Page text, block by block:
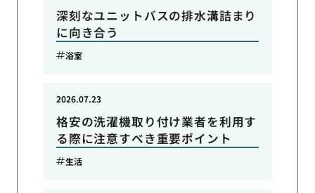
深刻なユニットバスの排水溝詰まり
に向き合う
浴室
格安の洗濯機取り付け業者を利用す
る際に注意すべき重要ポイント
2026.07.23
生活